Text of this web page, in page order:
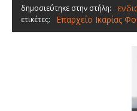
δημοσιεύτηκε στην στήλη:
ετικέτες: Επαρχείο Ικαρίας